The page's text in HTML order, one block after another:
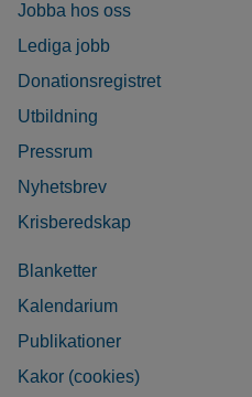
Jobba hos oss
Lediga jobb
Donationsregistret
Utbildning
Pressrum
Nyhetsbrev
Krisberedskap
Blanketter
Kalendarium
Publikationer
Kakor (cookies)